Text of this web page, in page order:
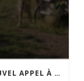
« INSPIRONS LE QUARTIER » : UN NOUVEL APPEL À PROJETS EST LANCÉ !